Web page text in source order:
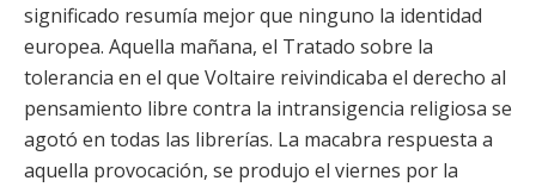
significado resumía mejor que ninguno la identidad
europea. Aquella mañana, el Tratado sobre la
tolerancia en el que Voltaire reivindicaba el derecho al
pensamiento libre contra la intransigencia religiosa se
agotó en todas las librerías. La macabra respuesta a
aquella provocación, se produjo el viernes por la